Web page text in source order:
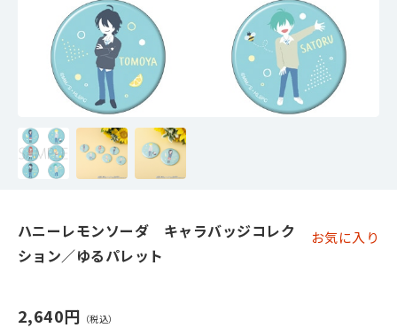
ハニーレモンソーダ キャラバッジコレク
ション／ゆるパレット
お気に入り
2,640円